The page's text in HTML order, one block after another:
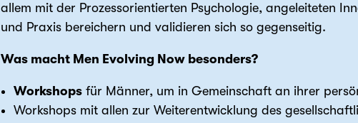
allem mit der Prozessorientierten Psychologie, angeleiteten
und Praxis bereichern und validieren sich so gegenseitig.
Was macht Men Evolving Now besonders?
Workshops für Männer, um in Gemeinschaft an ihrer
Workshops mit allen zur Weiterentwicklung des